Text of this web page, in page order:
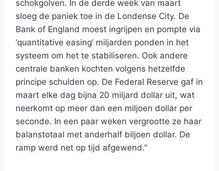
schokgolven. In de derde week van maart
sloeg de paniek toe in de Londense City. De
Bank of England moest ingrijpen en pompte via
‘quantitative easing’ miljarden ponden in het
systeem om het te stabiliseren. Ook andere
centrale banken kochten volgens hetzelfde
principe schulden op. De Federal Reserve gaf in
maart elke dag bijna 20 miljard dollar uit, wat
neerkomt op meer dan een miljoen dollar per
seconde. In een paar weken vergrootte ze haar
balanstotaal met anderhalf biljoen dollar. De
ramp werd net op tijd afgewend.”